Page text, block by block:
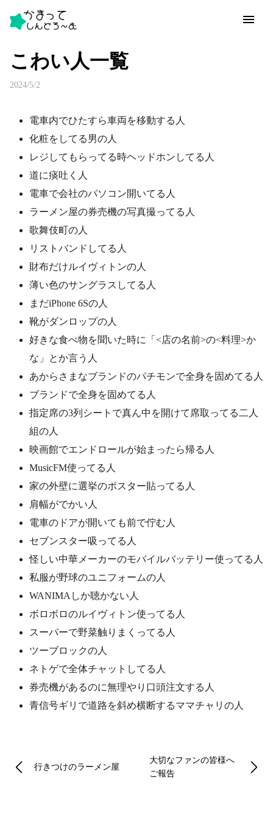
こわい人一覧
2024/5/2
電車内でひたすら車両を移動する人
化粧をしてる男の人
レジしてもらってる時ヘッドホンしてる人
道に痰吐く人
電車で会社のパソコン開いてる人
ラーメン屋の券売機の写真撮ってる人
歌舞伎町の人
リストバンドしてる人
財布だけルイヴィトンの人
薄い色のサングラスしてる人
まだiPhone 6Sの人
靴がダンロップの人
好きな食べ物を聞いた時に「<店の名前>の<料理>か
な」とか言う人
あからさまなブランドのパチモンで全身を固めてる人
ブランドで全身を固めてる人
指定席の3列シートで真ん中を開けて席取ってる二人
組の人
映画館でエンドロールが始まったら帰る人
MusicFM使ってる人
家の外壁に選挙のポスター貼ってる人
肩幅がでかい人
電車のドアが開いても前で佇む人
セブンスター吸ってる人
怪しい中華メーカーのモバイルバッテリー使ってる人
私服が野球のユニフォームの人
WANIMAしか聴かない人
ボロボロのルイヴィトン使ってる人
スーパーで野菜触りまくってる人
ツーブロックの人
ネトゲで全体チャットしてる人
券売機があるのに無理やり口頭注文する人
青信号ギリで道路を斜め横断するママチャリの人
行きつけのラーメン屋
大切なファンの皆様へ
ご報告